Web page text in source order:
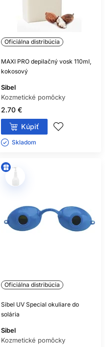
Oficiálna distribúcia
MAXI PRO depilačný vosk 110ml,
kokosový
Sibel
Kozmetické pomôcky
2.70 €
Kúpiť
Skladom ㅤ
Oficiálna distribúcia
Sibel UV Special okuliare do
solária
Sibel
Kozmetické pomôcky